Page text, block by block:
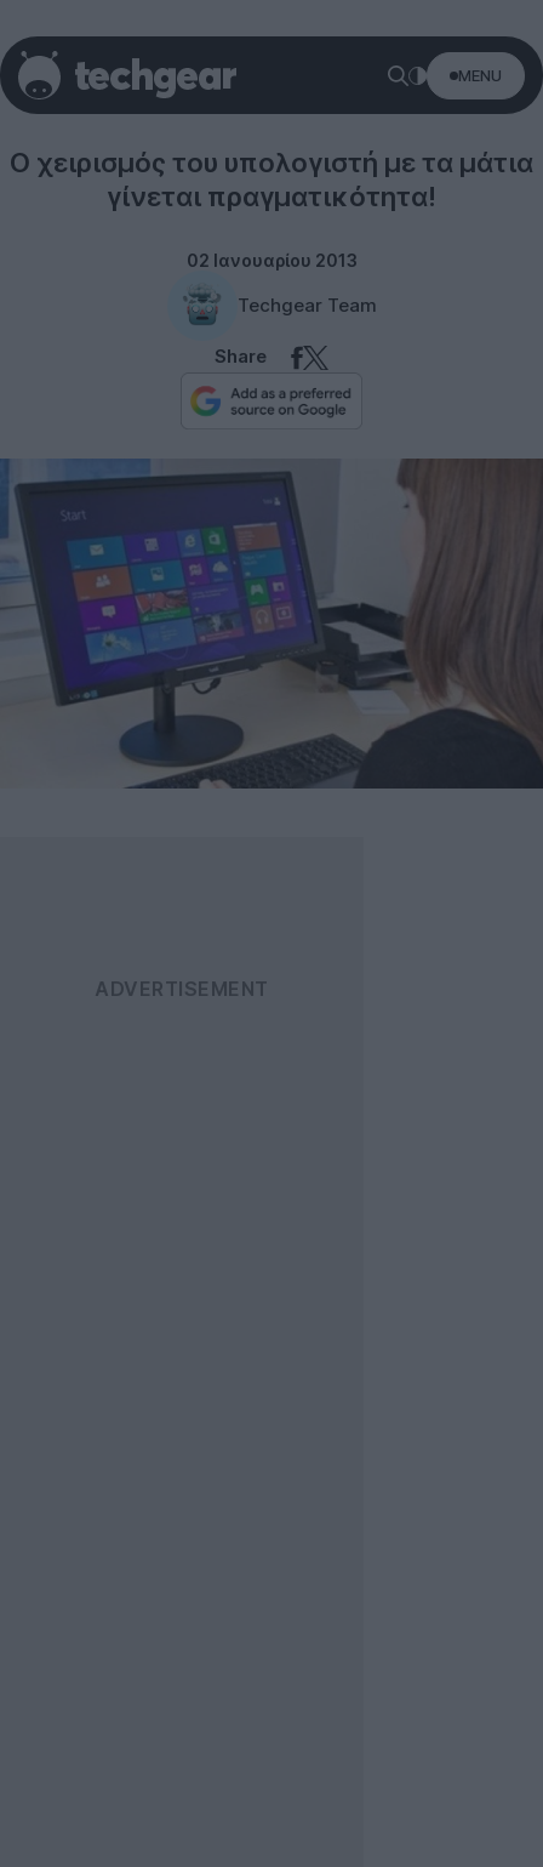
MENU
Ο χειρισμός του υπολογιστή με τα μάτια
γίνεται πραγματικότητα!
02 Ιανουαρίου 2013
Techgear Team
Share